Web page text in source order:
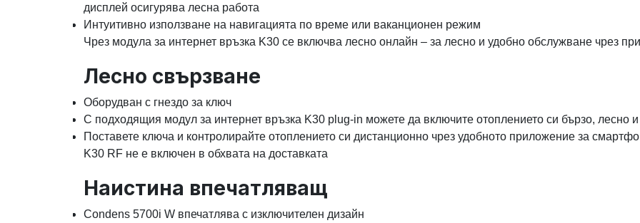
дисплей осигурява лесна работа
Интуитивно използване на навигацията по време или ваканционен режим
Чрез модула за интернет връзка K30 се включва лесно онлайн ‒ за лесно и удобно обслужване чрез
Лесно свързване
Оборудван с гнездо за ключ
С подходящия модул за интернет връзка K30 plug-in можете да включите отоплението си бързо, лесно
Поставете ключа и контролирайте отоплението си дистанционно чрез удобното приложение за
K30 RF не е включен в обхвата на доставката
Наистина впечатляващ
Condens 5700i W впечатлява с изключителен дизайн